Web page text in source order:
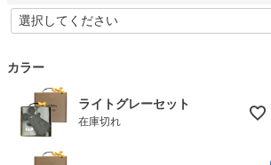
(
必
カラー
ライトグレーセット
在庫切れ